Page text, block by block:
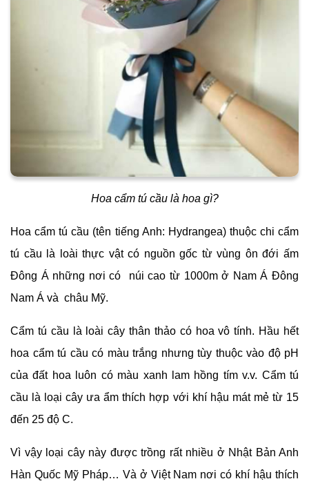
Hoa cẩm tú cầu là hoa gì?
Hoa cẩm tú cầu (tên tiếng Anh: Hydrangea) thuộc chi cẩm
tú cầu là loài thực vật có nguồn gốc từ vùng ôn đới ấm
Đông Á những nơi có núi cao từ 1000m ở Nam Á Đông
Nam Á và châu Mỹ.
Cẩm tú cầu là loài cây thân thảo có hoa vô tính. Hầu hết
hoa cẩm tú cầu có màu trắng nhưng tùy thuộc vào độ pH
của đất hoa luôn có màu xanh lam hồng tím v.v. Cẩm tú
cầu là loại cây ưa ẩm thích hợp với khí hậu mát mẻ từ 15
đến 25 độ C.
Vì vậy loại cây này được trồng rất nhiều ở Nhật Bản Anh
Hàn Quốc Mỹ Pháp… Và ở Việt Nam nơi có khí hậu thích